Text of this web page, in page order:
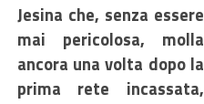
Jesina che, senza essere
mai pericolosa, molla
ancora una volta dopo la
prima rete incassata,